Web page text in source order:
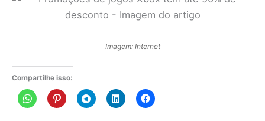
Imagem: Internet
Compartilhe isso: